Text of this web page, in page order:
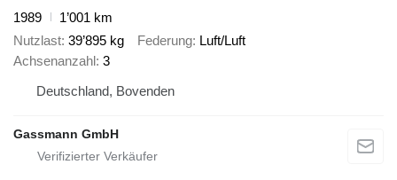
1989
1’001 km
Nutzlast 39’895 kg Federung Luft/Luft
Achsenanzahl 3
Deutschland, Bovenden
Gassmann GmbH